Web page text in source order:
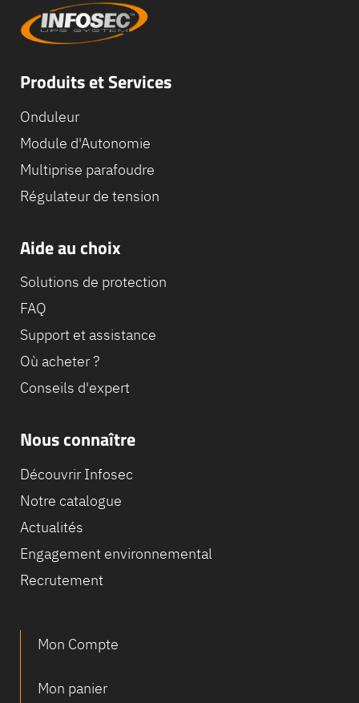
Produits et Services
Onduleur
Module d'Autonomie
Multiprise parafoudre
Régulateur de tension
Aide au choix
Solutions de protection
FAQ
Support et assistance
Où acheter ?
Conseils d'expert
Nous connaître
Découvrir Infosec
Notre catalogue
Actualités
Engagement environnemental
Recrutement
Mon Compte
Mon panier